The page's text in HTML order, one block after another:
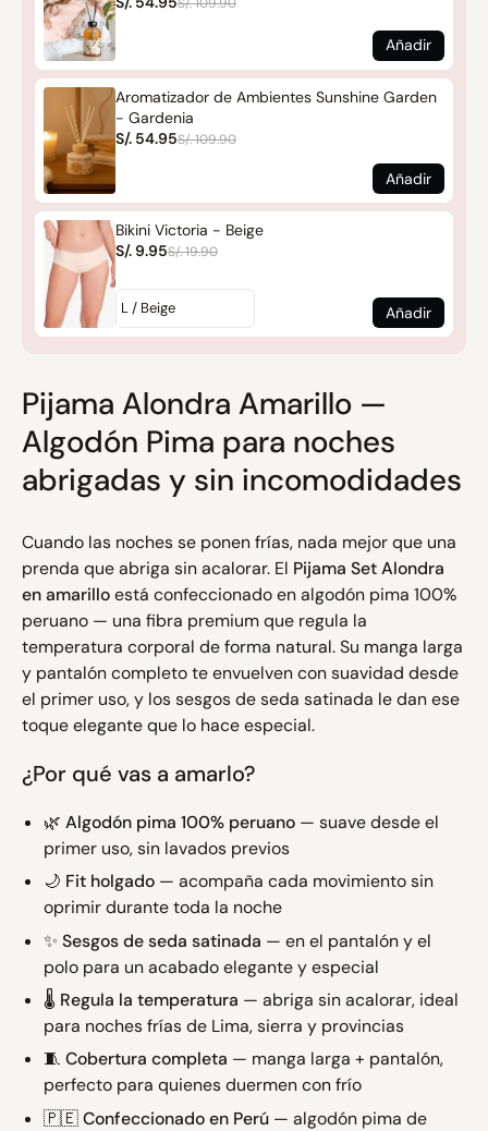
Añadir
Aromatizador de Ambientes Sunshine Garden
- Gardenia
S/. 54.95S/. 109.90
Añadir
Bikini Victoria - Beige
S/. 9.95S/. 19.90
Añadir
Pijama Alondra Amarillo —
Algodón Pima para noches
abrigadas y sin incomodidades
Cuando las noches se ponen frías, nada mejor que una
prenda que abriga sin acalorar. El Pijama Set Alondra
en amarilloestá confeccionado en algodón pima 100%
peruano — una fibra premium que regula la
temperatura corporal de forma natural. Su manga larga
y pantalón completo te envuelven con suavidad desde
el primer uso, y los sesgos de seda satinada le dan ese
toque elegante que lo hace especial.
¿Por qué vas a amarlo?
🌿 Algodón pima 100% peruano — suave desde el
primer uso, sin lavados previos
🌙 Fit holgado — acompaña cada movimiento sin
oprimir durante toda la noche
✨ Sesgos de seda satinada — en el pantalón y el
polo para un acabado elegante y especial
🌡️ Regula la temperatura — abriga sin acalorar, ideal
para noches frías de Lima, sierra y provincias
🧵 Cobertura completa — manga larga + pantalón,
perfecto para quienes duermen con frío
🇵🇪Confeccionado en Perú — algodón pima de